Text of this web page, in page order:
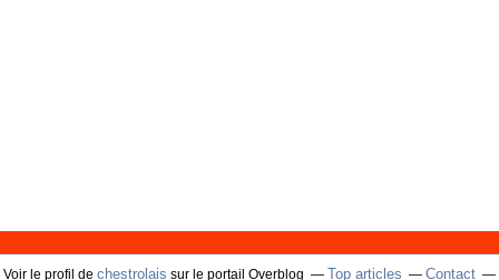
Voir le profil de chestrolais sur le portail Overblog Top articles Contact